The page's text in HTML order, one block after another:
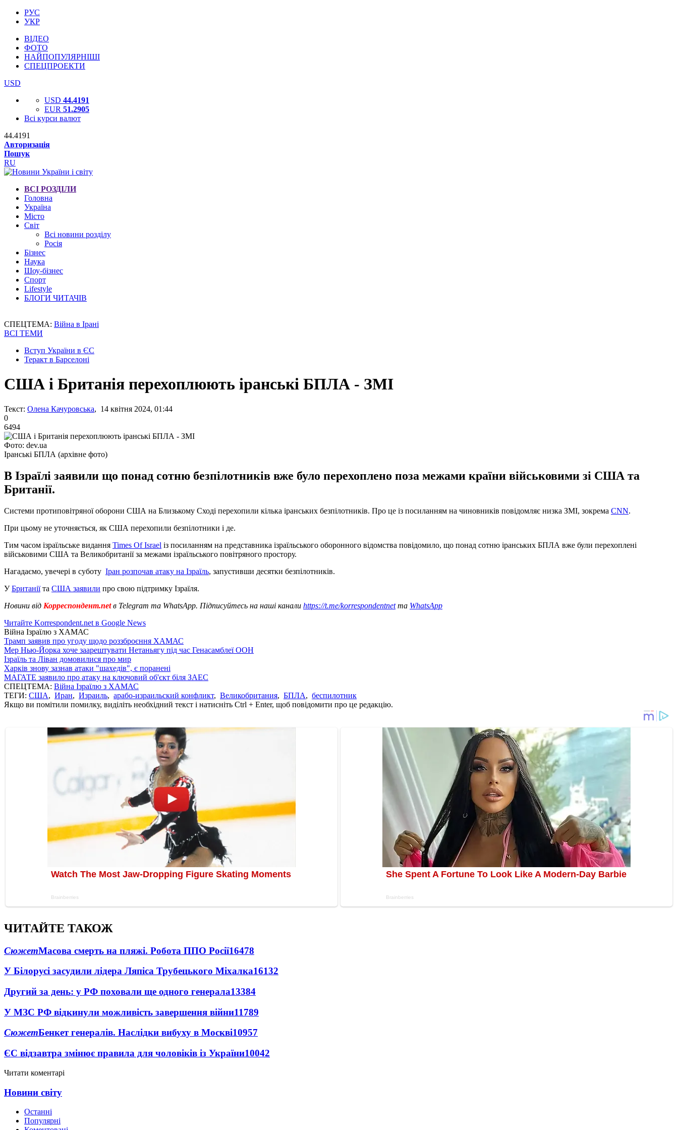
РУС
УКР
ВІДЕО
ФОТО
НАЙПОПУЛЯРНІШІ
СПЕЦПРОЕКТИ
USD
USD 44.4191
EUR 51.2905
Всі курси валют
44.4191
Авторизація
Пошук
RU
ВСІ РОЗДІЛИ
Головна
Україна
Місто
Світ
Всі новини розділу
Росія
Бізнес
Наука
Шоу-бізнес
Спорт
Lifestyle
БЛОГИ ЧИТАЧІВ
СПЕЦТЕМА: Війна в Ірані
ВСІ ТЕМИ
Вступ України в ЄС
Теракт в Барселоні
США і Британія перехоплюють іранські БПЛА - ЗМІ
Текст: Олена Качуровська, 14 квітня 2024, 01:44
0
6494
Фото: dev.ua
Іранські БПЛА (архівне фото)
В Ізраїлі заявили що понад сотню безпілотників вже було перехоплено поза межами країни військовими зі США та
Британії.
Системи протиповітряної оборони США на Близькому Сході перехопили кілька іранських безпілотників. Про це із посиланням на чиновників повідомляє низка ЗМІ, зокрема CNN.
При цьому не уточняється, як США перехопили безпілотники і де.
Тим часом ізраїльське видання Times Of Israel із посиланням на представника ізраїльського оборонного відомства повідомило, що понад сотню іранських БПЛА вже були перехоплені
військовими США та Великобританії за межами ізраїльського повітряного простору.
Нагадаємо, увечері в суботу Іран розпочав атаку на Ізраїль, запустивши десятки безпілотників.
УБританіїта США заявили про свою підтримку Ізраїля.
Новини від Корреспондент.netв Telegram та WhatsApp. Підписуйтесь на наші канали https://t.me/korrespondentnetта WhatsApp
Читайте Korrespondent.net в Google News
Війна Ізраїлю з ХАМАС
Трамп заявив про угоду щодо роззброєння ХАМАС
Мер Нью-Йорка хоче заарештувати Нетаньягу під час Генасамблеї ООН
Ізраїль та Ліван домовилися про мир
Харків знову зазнав атаки "шахедів", є поранені
МАГАТЕ заявило про атаку на ключовий об'єкт біля ЗАЕС
СПЕЦТЕМА: Війна Ізраїлю з ХАМАС
ТЕГИ: США, Иран, Израиль, арабо-израильский конфликт, Великобритания, БПЛА, беспилотник
Якщо ви помітили помилку, виділіть необхідний текст і натисніть Ctrl + Enter, щоб повідомити про це редакцію.
ЧИТАЙТЕ ТАКОЖ
СюжетМасова смерть на пляжі. Робота ППО Росії16478
У Білорусі засудили лідера Ляпіса Трубецького Міхалка16132
Другий за день: у РФ поховали ще одного генерала13384
У МЗС РФ відкинули можливість завершення війни11789
СюжетБенкет генералів. Наслідки вибуху в Москві10957
ЄС відзавтра змінює правила для чоловіків із України10042
Читати коментарі
Новини світу
Останні
Популярні